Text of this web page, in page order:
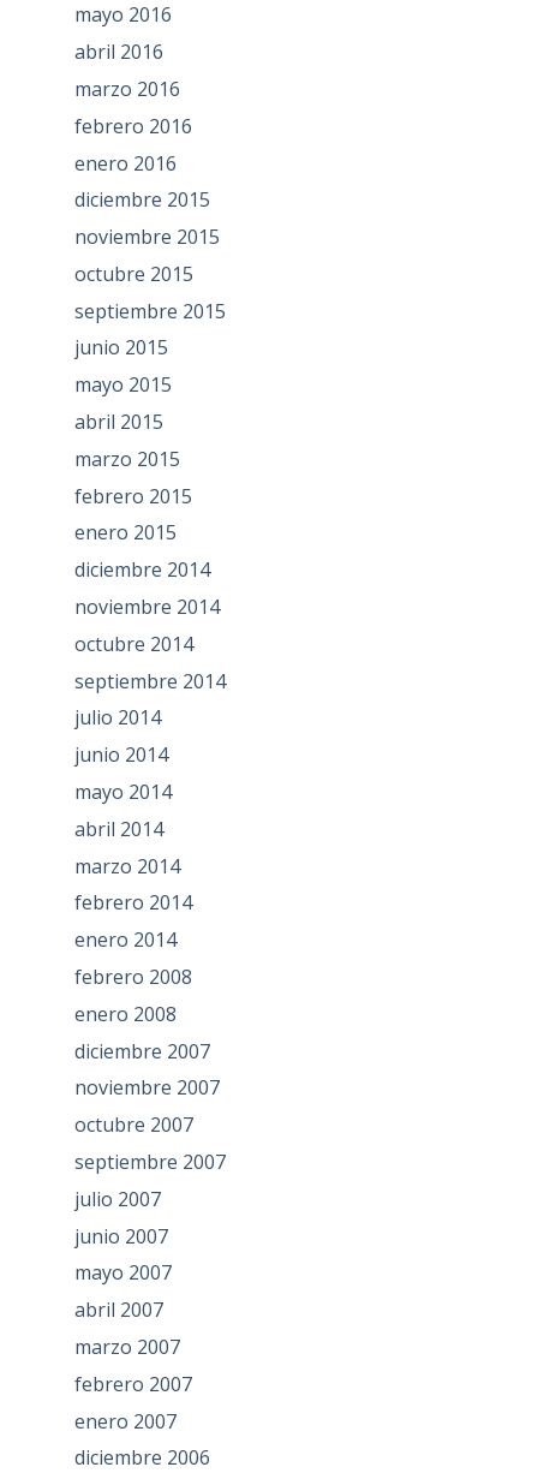
mayo 2016
abril 2016
marzo 2016
febrero 2016
enero 2016
diciembre 2015
noviembre 2015
octubre 2015
septiembre 2015
junio 2015
mayo 2015
abril 2015
marzo 2015
febrero 2015
enero 2015
diciembre 2014
noviembre 2014
octubre 2014
septiembre 2014
julio 2014
junio 2014
mayo 2014
abril 2014
marzo 2014
febrero 2014
enero 2014
febrero 2008
enero 2008
diciembre 2007
noviembre 2007
octubre 2007
septiembre 2007
julio 2007
junio 2007
mayo 2007
abril 2007
marzo 2007
febrero 2007
enero 2007
diciembre 2006